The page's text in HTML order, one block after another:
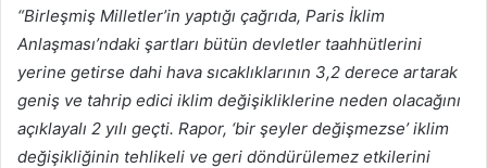
“Birleşmiş Milletler’in yaptığı çağrıda, Paris İklim
Anlaşması’ndaki şartları bütün devletler taahhütlerini
yerine getirse dahi hava sıcaklıklarının 3,2 derece artarak
geniş ve tahrip edici iklim değişikliklerine neden olacağını
açıklayalı 2 yılı geçti. Rapor, ‘bir şeyler değişmezse’ iklim
değişikliğinin tehlikeli ve geri döndürülemez etkilerini